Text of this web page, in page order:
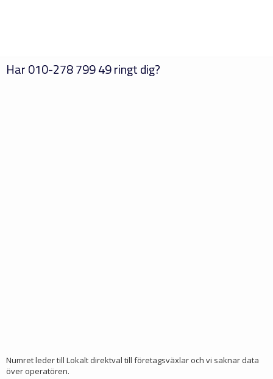
Har010-278 799 49ringt dig?
Numret leder till Lokalt direktval till företagsväxlar och vi saknar data
över operatören.